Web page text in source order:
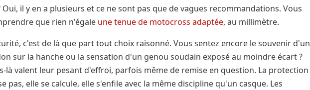
Oui, il y en a plusieurs et ce ne sont pas que de vagues recommandations. Vous
que rien n'égale une tenue de motocross adaptée, au millimètre.
c'est de là que part tout choix raisonné. Vous sentez encore le souvenir d'un
sur la hanche ou la sensation d'un genou soudain exposé au moindre écart ?
là valent leur pesant d'effroi, parfois même de remise en question. La protection
pas, elle se calcule, elle s'enfile avec la même discipline qu'un casque. Les